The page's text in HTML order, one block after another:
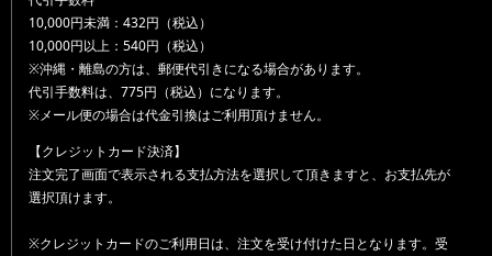
10,000円未満：432円（税込）
10,000円以上：540円（税込）
※沖縄・離島の方は、郵便代引きになる場合があります。
代引手数料は、775円（税込）になります。
※メール便の場合は代金引換はご利用頂けません。
【クレジットカード決済】
注文完了画面で表示される支払方法を選択して頂きますと、お支払先が
選択頂けます。
※クレジットカードのご利用日は、注文を受け付けた日となります。受